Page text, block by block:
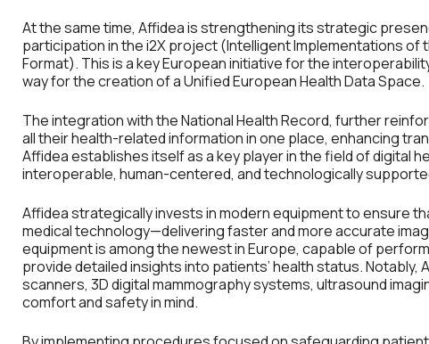
At the same time, Affidea is strengthening its strategic
participation in the i2X project (Intelligent Implementations of
Format). This is a key European initiative for the
way for the creation of a Unified European Health Data Space.
The integration with the National Health Record, further
all their health-related information in one place, enhancing
Affidea establishes itself as a key player in the field of digital
interoperable, human-centered, and technologically
Affidea strategically invests in modern equipment to ensure
medical technology—delivering faster and more accurate
equipment is among the newest in Europe, capable of
provide detailed insights into patients’ health status. Notably,
scanners, 3D digital mammography systems, ultrasound
comfort and safety in mind.